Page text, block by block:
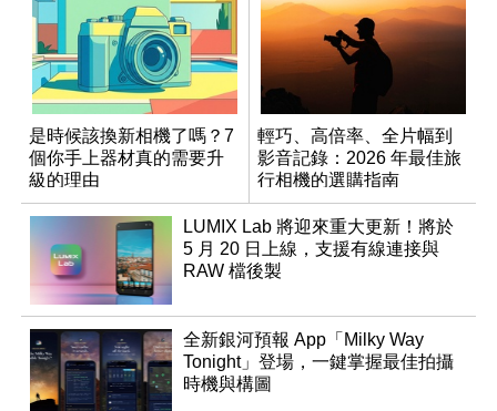
是時候該換新相機了嗎？7
個你手上器材真的需要升
級的理由
輕巧、高倍率、全片幅到
影音記錄：2026 年最佳旅
行相機的選購指南
LUMIX Lab 將迎來重大更新！將於
5 月 20 日上線，支援有線連接與
RAW 檔後製
全新銀河預報 App「Milky Way
Tonight」登場，一鍵掌握最佳拍攝
時機與構圖